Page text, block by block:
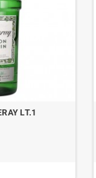
LT.1